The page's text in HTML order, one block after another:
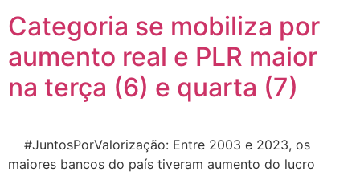
Categoria se mobiliza por
aumento real e PLR maior
na terça (6) e quarta (7)
#JuntosPorValorização: Entre 2003 e 2023, os
maiores bancos do país tiveram aumento do lucro